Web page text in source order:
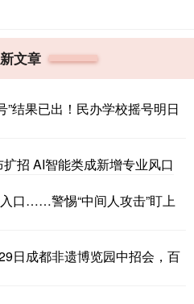
文章
”结果已出！民办学校摇号明日
招 AI智能类成新增专业风口
口……警惕“中间人攻击”盯上
日成都非遗博览园中招会，百